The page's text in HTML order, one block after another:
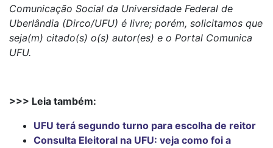
Comunicação Social da Universidade Federal de
Uberlândia (Dirco/UFU) é livre; porém, solicitamos que
seja(m) citado(s) o(s) autor(es) e o Portal Comunica
UFU.
>>> Leia também:
UFU terá segundo turno para escolha de reitor
Consulta Eleitoral na UFU: veja como foi a